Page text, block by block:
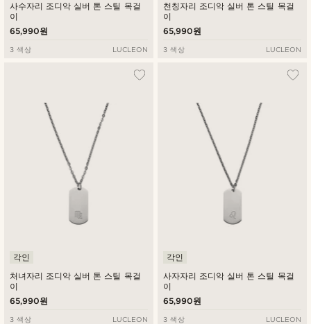
사수자리 조디악 실버 톤 스틸 목걸
이
65,990원
3 색상 LUCLEON
천칭자리 조디악 실버 톤 스틸 목걸
이
65,990원
3 색상 LUCLEON
처녀자리 조디악 실버 톤 스틸 목걸
이
각인
65,990원
3 색상 LUCLEON
사자자리 조디악 실버 톤 스틸 목걸
이
각인
65,990원
3 색상 LUCLEON